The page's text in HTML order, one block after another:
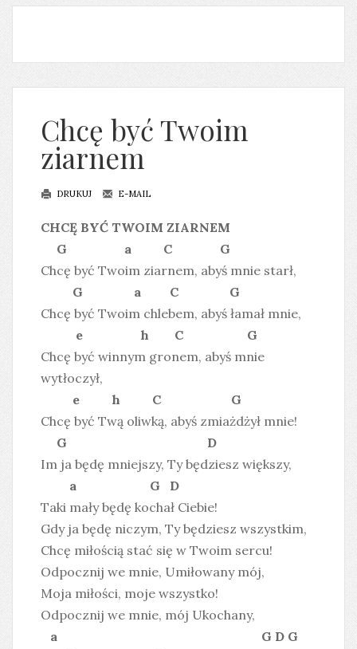
Chcę być Twoim
ziarnem
DRUKUJ E-MAIL
CHCĘ BYĆ TWOIM ZIARNEM
G a C G
Chcę być Twoim ziarnem, abyś mnie starł,
G a C G
Chcę być Twoim chlebem, abyś łamał mnie,
e h C G
Chcę być winnym gronem, abyś mnie
wytłoczył,
e h C G
Chcę być Twą oliwką, abyś zmiażdżył mnie!
G D
Im ja będę mniejszy, Ty będziesz większy,
a G D
Taki mały będę kochał Ciebie!
Gdy ja będę niczym, Ty będziesz wszystkim,
Chcę miłością stać się w Twoim sercu!
Odpocznij we mnie, Umiłowany mój,
Moja miłości, moje wszystko!
Odpocznij we mnie, mój Ukochany,
a G D G